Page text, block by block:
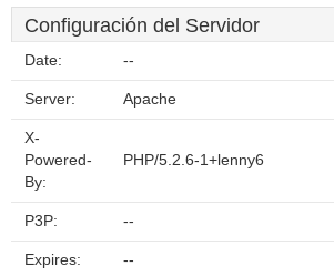
Configuración del Servidor
Date: --
Server: Apache
X-
Powered-
By:
PHP/5.2.6-1+lenny6
P3P: --
Expires: --